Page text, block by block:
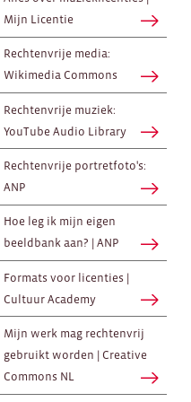
Mijn Licentie
Rechtenvrije media:
Wikimedia Commons
Rechtenvrije muziek:
YouTube Audio Library
Rechtenvrije portretfoto's:
ANP
Hoe leg ik mijn eigen
beeldbank aan? | ANP
Formats voor licenties |
Cultuur Academy
Mijn werk mag rechtenvrij
gebruikt worden | Creative
Commons NL